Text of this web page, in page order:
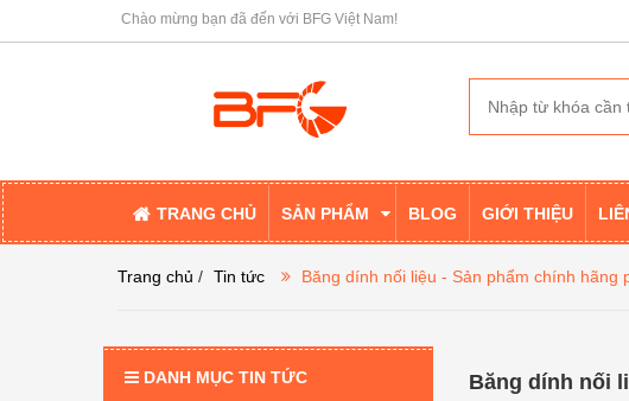
Chào mừng bạn đã đến với BFG Việt Nam!
TRANG CHỦ SẢN PHẨM BLOG GIỚI THIỆU
Trang chủ / Tin tức Băng dính nối liệu - Sản phẩm chính hãng
DANH MỤC TIN TỨC Băng dính nối